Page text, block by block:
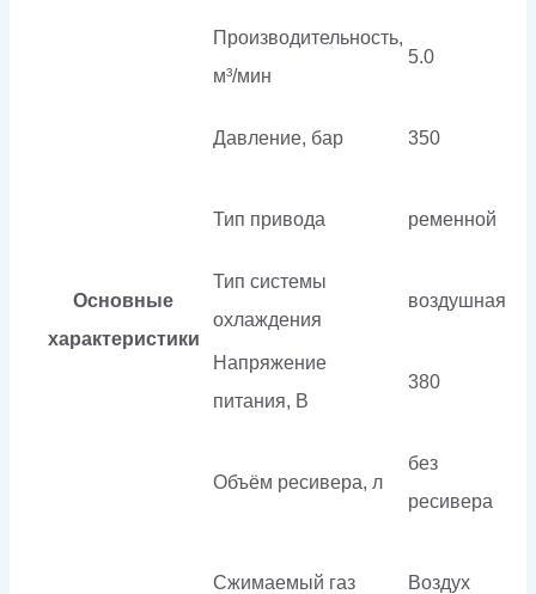
Основные
характеристики
Производительность,
м³/мин
5.0
Давление, бар 350
Тип привода ременной
Тип системы
охлаждения
воздушная
Напряжение
питания, В
380
Объём ресивера, л
без
ресивера
Сжимаемый газ Воздух